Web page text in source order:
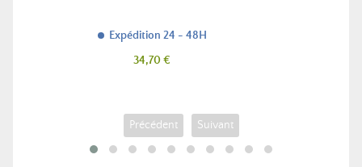
Expédition 24 - 48H
Prix
34,70 €
Précédent Suivant